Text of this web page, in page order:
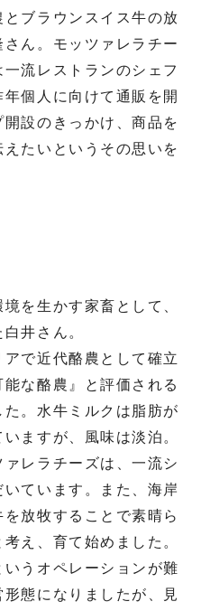
ブラウンスイス牛の放
ん。モッツァレラチー
流レストランのシェフ
個人に向けて通販を開
設のきっかけ、商品を
たいというその思いを
を生かす家畜として、
井さん。
で近代酪農として確立
な酪農』と評価される
。水牛ミルクは脂肪が
ますが、風味は淡泊。
レラチーズは、一流シ
ています。また、海岸
放牧することで素晴ら
え、育て始めました。
うオペレーションが難
態になりましたが、見